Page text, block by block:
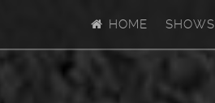
HOME SHOWS